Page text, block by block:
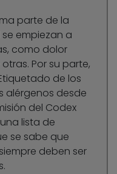
parte de la
empiezan a
como dolor
Por su parte,
de los
alérgenos desde
del Codex
lista de
se sabe que
deben ser